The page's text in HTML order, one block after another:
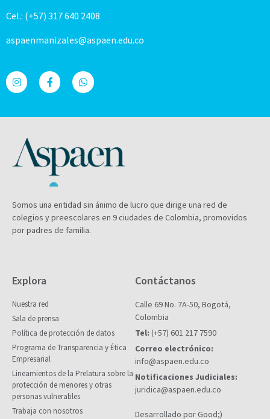
Cel.: (+57) 317 640 2408
aspaenmanizales@aspaen.edu.co
Somos una entidad sin ánimo de lucro que dirige una red de
colegios y preescolares en 9 ciudades de Colombia, promovidos
por padres de familia.
Explora
Nuestra red
Sala de prensa
Política de protección de datos
Programa de Transparencia y Ética
Empresarial
Lineamientos de la Prelatura sobre la
protección de menores y otras
personas vulnerables
Trabaja con nosotros
Contáctanos
Calle 69 No. 7A-50, Bogotá,
Colombia
Tel: (+57) 601 217 7590
Correo electrónico:
info@aspaen.edu.co
Notificaciones Judiciales:
juridica@aspaen.edu.co
Desarrollado por Good;)